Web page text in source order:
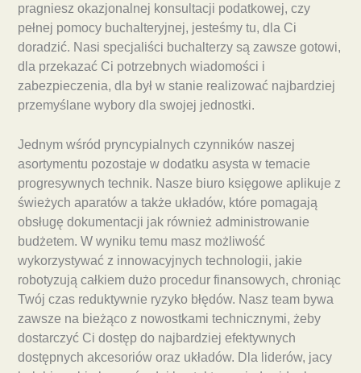
pragniesz okazjonalnej konsultacji podatkowej, czy
pełnej pomocy buchalteryjnej, jesteśmy tu, dla Ci
doradzić. Nasi specjaliści buchalterzy są zawsze gotowi,
dla przekazać Ci potrzebnych wiadomości i
zabezpieczenia, dla był w stanie realizować najbardziej
przemyślane wybory dla swojej jednostki.
Jednym wśród pryncypialnych czynników naszej
asortymentu pozostaje w dodatku asysta w temacie
progresywnych technik. Nasze biuro księgowe aplikuje z
świeżych aparatów a także układów, które pomagają
obsługę dokumentacji jak również administrowanie
budżetem. W wyniku temu masz możliwość
wykorzystywać z innowacyjnych technologii, jakie
robotyzują całkiem dużo procedur finansowych, chroniąc
Twój czas reduktywnie ryzyko błędów. Nasz team bywa
zawsze na bieżąco z nowostkami technicznymi, żeby
dostarczyć Ci dostęp do najbardziej efektywnych
dostępnych akcesoriów oraz układów. Dla liderów, jacy